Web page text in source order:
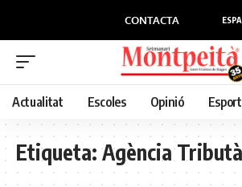
CONTACTA
Actualitat Escoles Opinió
Etiqueta:Agència